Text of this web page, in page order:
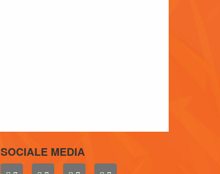
SOCIALE MEDIA